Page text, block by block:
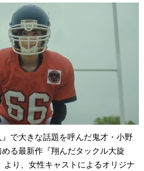
』で大きな話題を呼んだ鬼才・小野
る最新作『翔んだタックル大旋
より、女性キャストによるオリジナ